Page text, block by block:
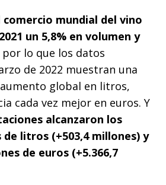
comercio mundial del vino
un 5,8% en volumen y
por lo que los datos
de 2022 muestran una
global en litros,
cada vez mejor en euros. Y
alcanzaron los
de litros (+503,4 millones) y
de euros (+5.366,7